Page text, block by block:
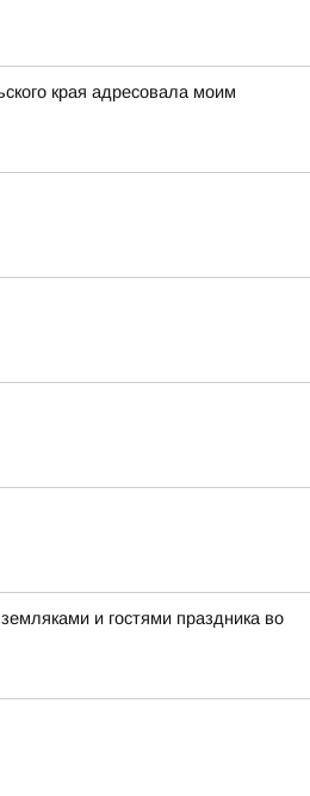
края адресовала моим
и гостями праздника во